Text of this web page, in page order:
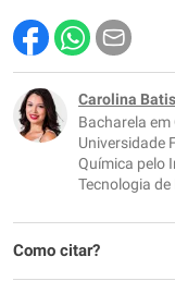
Este conteúdo
Este conteúdo
Outro
Carolina
Bacharela
Universidade
Química pelo
Tecnologia
Como citar?